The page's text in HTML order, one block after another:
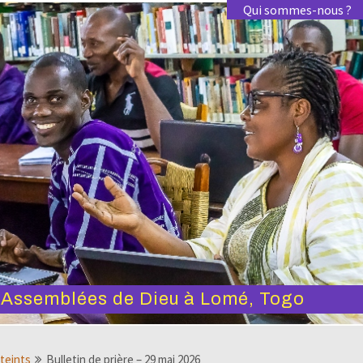
Qui sommes-nous ?
de Dieu à Lomé, Togo
Bulletin de prière – 29 mai 2026